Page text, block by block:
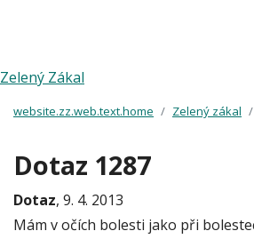
Zelený Zákal
website.zz.web.text.home Zelený zákal
Dotaz 1287
Dotaz, 9. 4. 2013
Mám v očích bolesti jako při